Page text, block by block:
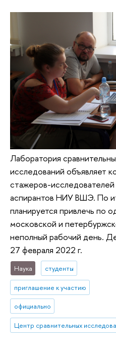
Лаборатория
исследований объявляет
стажеров-исследователей
аспирантов НИУ ВШЭ. По
планируется привлечь по
московской и
неполный рабочий день.
27 февраля 2022 г.
Наука студенты
приглашение к участию
официально